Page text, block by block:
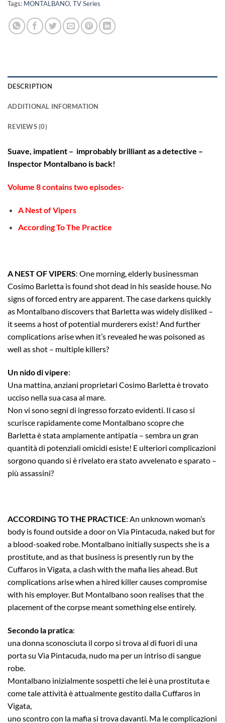
Tags: MONTALBANO, TV Series
DESCRIPTION
ADDITIONAL INFORMATION
REVIEWS (0)
Suave, impatient – improbably brilliant as a detective –
Inspector Montalbano is back!
Volume 8 contains two episodes-
A Nest of Vipers
According To The Practice
A NEST OF VIPERS: One morning, elderly businessman
Cosimo Barletta is found shot dead in his seaside house. No
signs of forced entry are apparent. The case darkens quickly
as Montalbano discovers that Barletta was widely disliked –
it seems a host of potential murderers exist! And further
complications arise when it’s revealed he was poisoned as
well as shot – multiple killers?
Un nido di vipere:
Una mattina, anziani proprietari Cosimo Barletta è trovato
ucciso nella sua casa al mare.
Non vi sono segni di ingresso forzato evidenti. Il caso si
scurisce rapidamente come Montalbano scopre che
Barletta è stata ampiamente antipatia – sembra un gran
quantità di potenziali omicidi esiste! E ulteriori complicazioni
sorgono quando si è rivelato era stato avvelenato e sparato –
più assassini?
ACCORDING TO THE PRACTICE: An unknown woman’s
body is found outside a door on Via Pintacuda, naked but for
a blood-soaked robe. Montalbano initially suspects she is a
prostitute, and as that business is presently run by the
Cuffaros in Vigata, a clash with the mafia lies ahead. But
complications arise when a hired killer causes compromise
with his employer. But Montalbano soon realises that the
placement of the corpse meant something else entirely.
Secondo la pratica:
una donna sconosciuta il corpo si trova al di fuori di una
porta su Via Pintacuda, nudo ma per un intriso di sangue
robe.
Montalbano inizialmente sospetti che lei è una prostituta e
come tale attività è attualmente gestito dalla Cuffaros in
Vigata,
uno scontro con la mafia si trova davanti. Ma le complicazioni